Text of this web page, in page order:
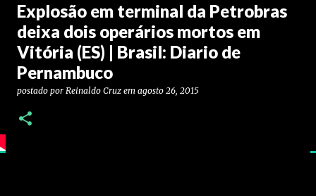
Explosão em terminal da Petrobras
deixa dois operários mortos em
Vitória (ES) | Brasil: Diario de
Pernambuco
postado por Reinaldo Cruz em agosto 26, 2015